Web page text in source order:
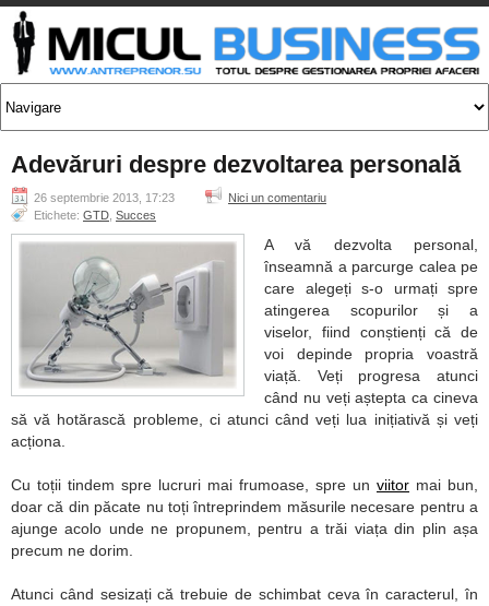
Adevăruri despre dezvoltarea personală
26 septembrie 2013, 17:23
Nici un comentariu
Etichete: GTD Succes
A vă dezvolta personal,
înseamnă a parcurge calea pe
care alegeți s-o urmați spre
atingerea scopurilor și a
viselor, fiind conștienți că de
voi depinde propria voastră
viață. Veți progresa atunci
când nu veți aștepta ca cineva
să vă hotărască probleme, ci atunci când veți lua inițiativă și veți
acționa.
Cu toții tindem spre lucruri mai frumoase, spre un viitor mai bun,
doar că din păcate nu toți întreprindem măsurile necesare pentru a
ajunge acolo unde ne propunem, pentru a trăi viața din plin așa
precum ne dorim.
Atunci când sesizați că trebuie de schimbat ceva în caracterul, în